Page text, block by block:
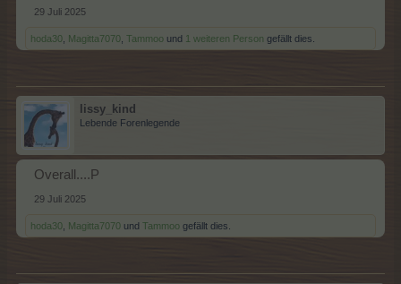
29 Juli 2025
hoda30 Magitta7070 Tammoo und 1 weiteren Person gefällt dies.
lissy_kind
Lebende Forenlegende
Overall....P
29 Juli 2025
hoda30 Magitta7070 und Tammoo gefällt dies.